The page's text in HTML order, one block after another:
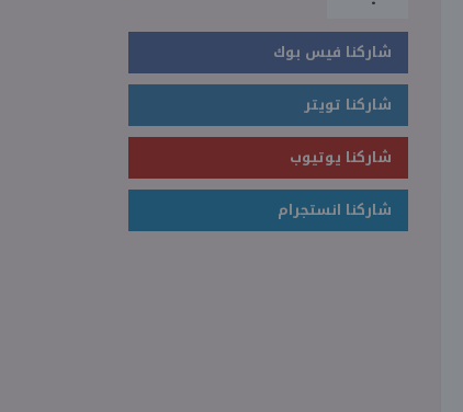
شاركنا فيس بوك
شاركنا تويتر
شاركنا يوتيوب
شاركنا انستجرام